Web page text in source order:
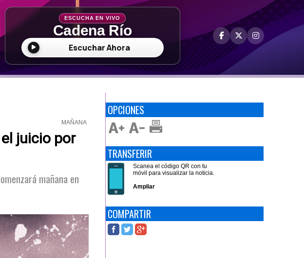
ESCUCHA EN VIVO
Cadena Río
Escuchar Ahora
MAÑANA
juicio por
mañana en
OPCIONES
TRANSFERIR
Scanea el código QR con tu
móvil para visualizar la noticia.
Ampliar
COMPARTIR